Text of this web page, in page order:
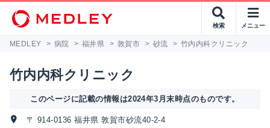
検索 メニュー
MEDLEY > 病院 > 福井県 > 敦賀市 > 砂流 > 竹内内科クリニック
竹内内科クリニック
このページに記載の情報は2024年3月末時点のものです。
〒 914-0136 福井県 敦賀市砂流40-2-4